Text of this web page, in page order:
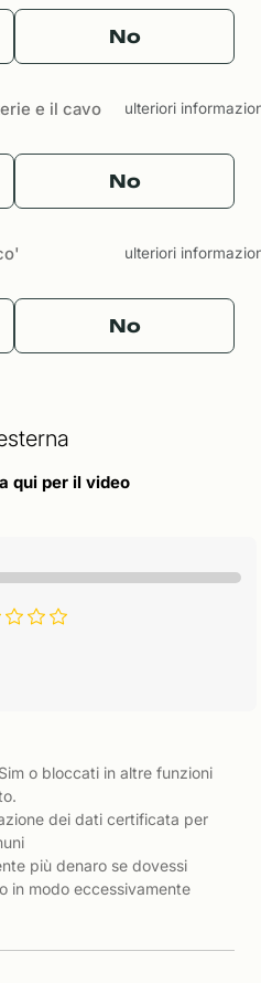
No
e il cavo
ulteriori
No
ulteriori
No
qui per il video
o bloccati in altre funzioni
dei dati certificata per
più denaro se dovessi
in modo eccessivamente